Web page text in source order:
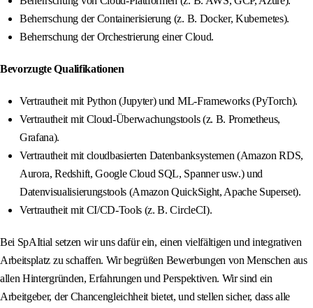
Beherrschung der Containerisierung (z. B. Docker, Kubernetes).
Beherrschung der Orchestrierung einer Cloud.
Bevorzugte Qualifikationen
Vertrautheit mit Python (Jupyter) und ML-Frameworks (PyTorch).
Vertrautheit mit Cloud-Überwachungstools (z. B. Prometheus,
Grafana).
Vertrautheit mit cloudbasierten Datenbanksystemen (Amazon RDS,
Aurora, Redshift, Google Cloud SQL, Spanner usw.) und
Datenvisualisierungstools (Amazon QuickSight, Apache Superset).
Vertrautheit mit CI/CD-Tools (z. B. CircleCI).
Bei SpAItial setzen wir uns dafür ein, einen vielfältigen und integrativen
Arbeitsplatz zu schaffen. Wir begrüßen Bewerbungen von Menschen aus
allen Hintergründen, Erfahrungen und Perspektiven. Wir sind ein
Arbeitgeber, der Chancengleichheit bietet, und stellen sicher, dass alle